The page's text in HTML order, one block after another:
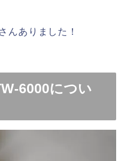
んありました！
6000につい